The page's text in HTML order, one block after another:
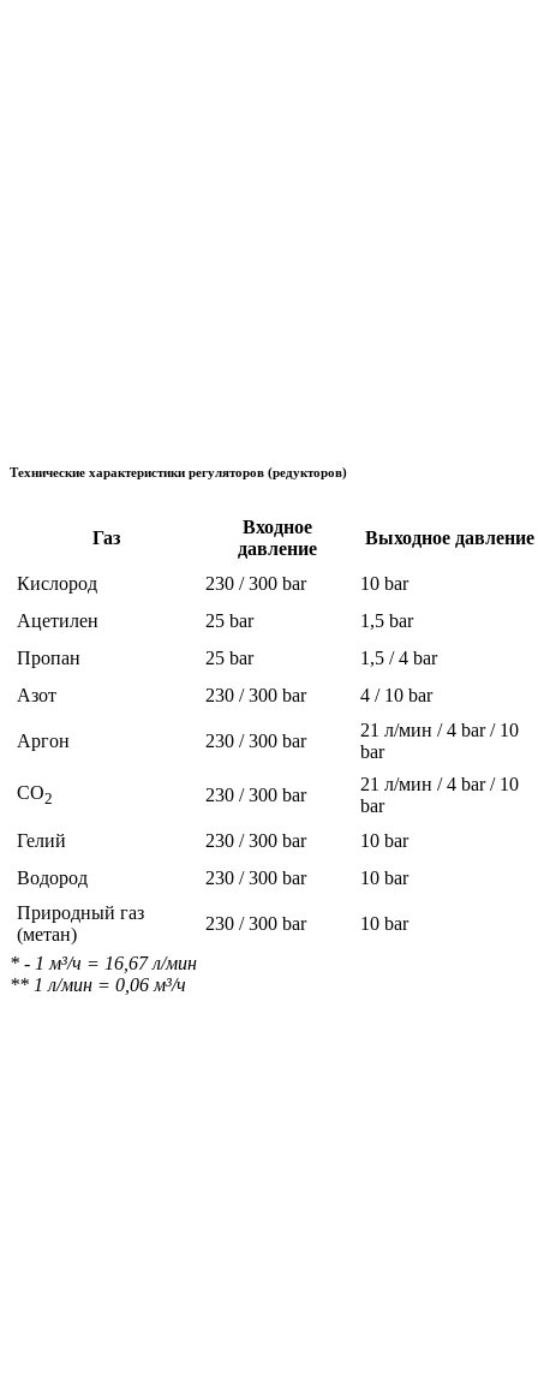
Технические характеристики регуляторов (редукторов)
Газ
Входное
давление
Выходное давление
Кислород 230 / 300 bar
10 bar
Ацетилен
25 bar
1,5 bar
Пропан
25 bar
1,5 / 4 bar
Азот
230 / 300 bar 4 / 10 bar
Аргон 230 / 300 bar
21 л/мин / 4 bar / 10
bar
CO2 230 / 300 bar
21 л/мин / 4 bar / 10
bar
Гелий
230 / 300 bar
10 bar
Водород
230 / 300 bar
10 bar
Природный газ
(метан)
230 / 300 bar
10 bar
* - 1 м³/ч = 16,67 л/мин
** 1 л/мин = 0,06 м³/ч